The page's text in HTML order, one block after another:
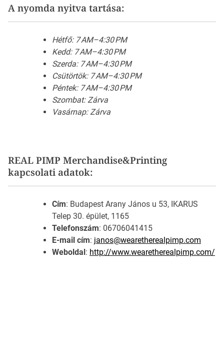
A nyomda nyitva tartása:
Hétfő: 7 AM–4:30 PM
Kedd: 7 AM–4:30 PM
Szerda: 7 AM–4:30 PM
Csütörtök: 7 AM–4:30 PM
Péntek: 7 AM–4:30 PM
Szombat: Zárva
Vasárnap: Zárva
REAL PIMP Merchandise&Printing
kapcsolati adatok:
Cím: Budapest Arany János u 53, IKARUS
Telep 30. épület, 1165
Telefonszám: 06706041415
E-mail cím: janos@wearetherealpimp.com
Weboldal : http://www.wearetherealpimp.com/